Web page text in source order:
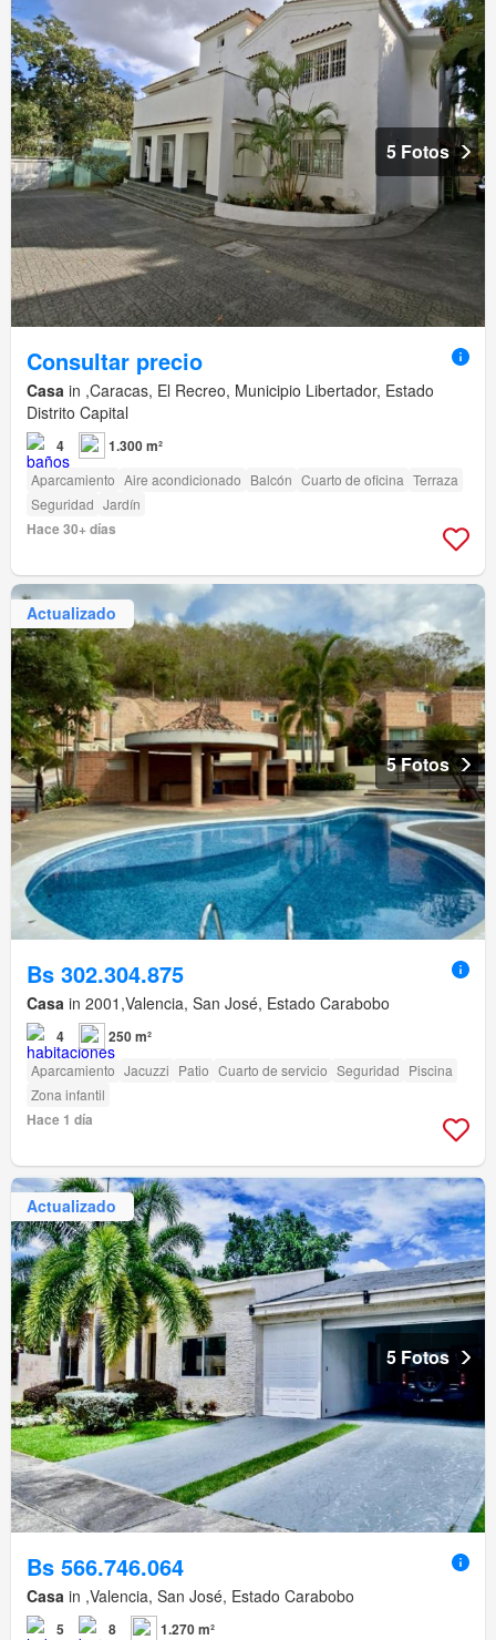
5 Fotos
Consultar precio
Casa in ,Caracas, El Recreo, Municipio Libertador, Estado
Distrito Capital
4 1.300 m²
Aparcamiento Aire acondicionado Balcón Cuarto de oficina Terraza
Seguridad Jardín
Hace 30+ días
Actualizado
5 Fotos
Bs 302.304.875
Casa in 2001,Valencia, San José, Estado Carabobo
4 250 m²
Aparcamiento Jacuzzi Patio Cuarto de servicio Seguridad Piscina
Zona infantil
Hace 1 día
Actualizado
5 Fotos
Bs 566.746.064
Casa in ,Valencia, San José, Estado Carabobo
5 8 1.270 m²